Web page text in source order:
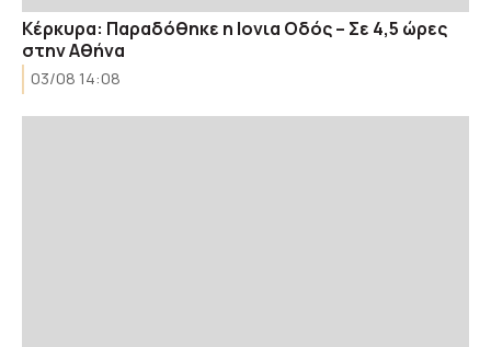
Κέρκυρα: Παραδόθηκε η Ιονια Οδός – Σε 4,5 ώρες
στην Αθήνα
03/08 14:08